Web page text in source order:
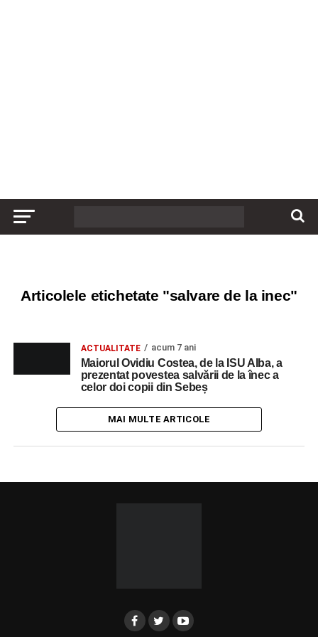
Articolele etichetate "salvare de la inec"
ACTUALITATE acum 7 ani
Maiorul Ovidiu Costea, de la ISU Alba, a
prezentat povestea salvării de la înec a
celor doi copii din Sebeș
MAI MULTE ARTICOLE